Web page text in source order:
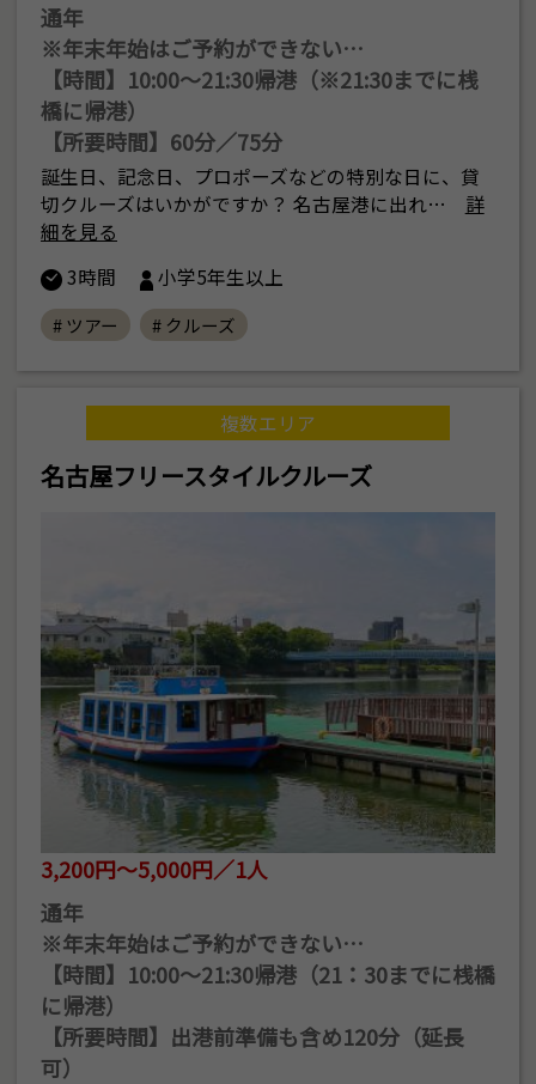
通年
※年末年始はご予約ができない…
【時間】10:00～21:30帰港（※21:30までに桟
橋に帰港）
【所要時間】60分／75分
誕生日、記念日、プロポーズなどの特別な日に、貸
切クルーズはいかがですか？ 名古屋港に出れ…
詳
細を見る
3時間
小学5年生以上
# ツアー # クルーズ
複数エリア
名古屋フリースタイルクルーズ
3,200円～5,000円／1人
通年
※年末年始はご予約ができない…
【時間】10:00〜21:30帰港（21：30までに桟橋
に帰港）
【所要時間】出港前準備も含め120分（延長
可）